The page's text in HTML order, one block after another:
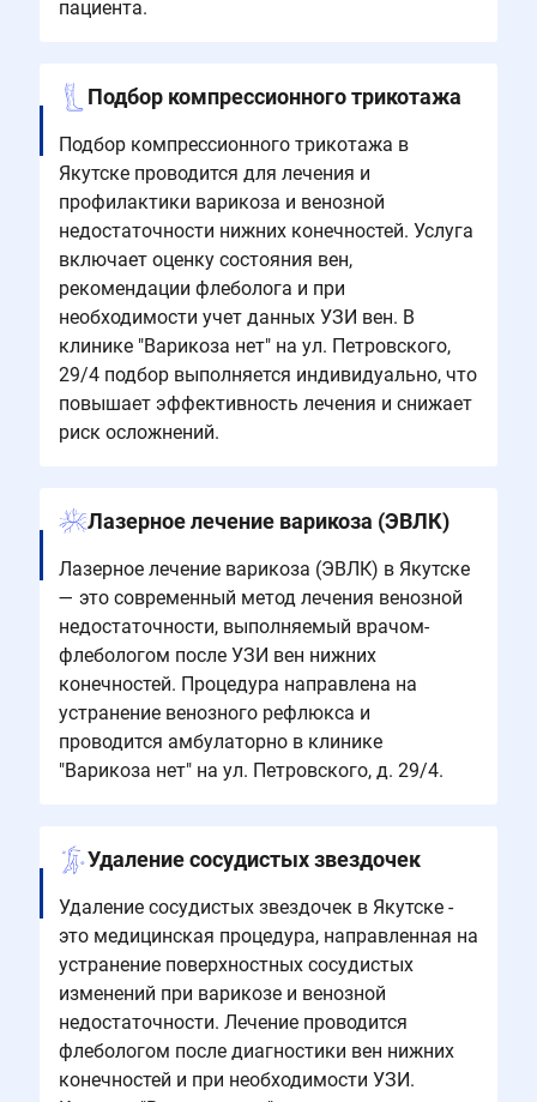
пациента.
Подбор компрессионного трикотажа
Подбор компрессионного трикотажа в
Якутске проводится для лечения и
профилактики варикоза и венозной
недостаточности нижних конечностей. Услуга
включает оценку состояния вен,
рекомендации флеболога и при
необходимости учет данных УЗИ вен. В
клинике "Варикоза нет" на ул. Петровского,
29/4 подбор выполняется индивидуально, что
повышает эффективность лечения и снижает
риск осложнений.
Лазерное лечение варикоза (ЭВЛК)
Лазерное лечение варикоза (ЭВЛК) в Якутске
— это современный метод лечения венозной
недостаточности, выполняемый врачом-
флебологом после УЗИ вен нижних
конечностей. Процедура направлена на
устранение венозного рефлюкса и
проводится амбулаторно в клинике
"Варикоза нет" на ул. Петровского, д. 29/4.
Удаление сосудистых звездочек
Удаление сосудистых звездочек в Якутске -
это медицинская процедура, направленная на
устранение поверхностных сосудистых
изменений при варикозе и венозной
недостаточности. Лечение проводится
флебологом после диагностики вен нижних
конечностей и при необходимости УЗИ.